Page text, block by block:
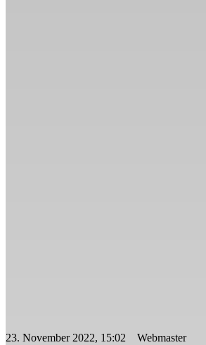
23. November 2022, 15:02 Webmaster